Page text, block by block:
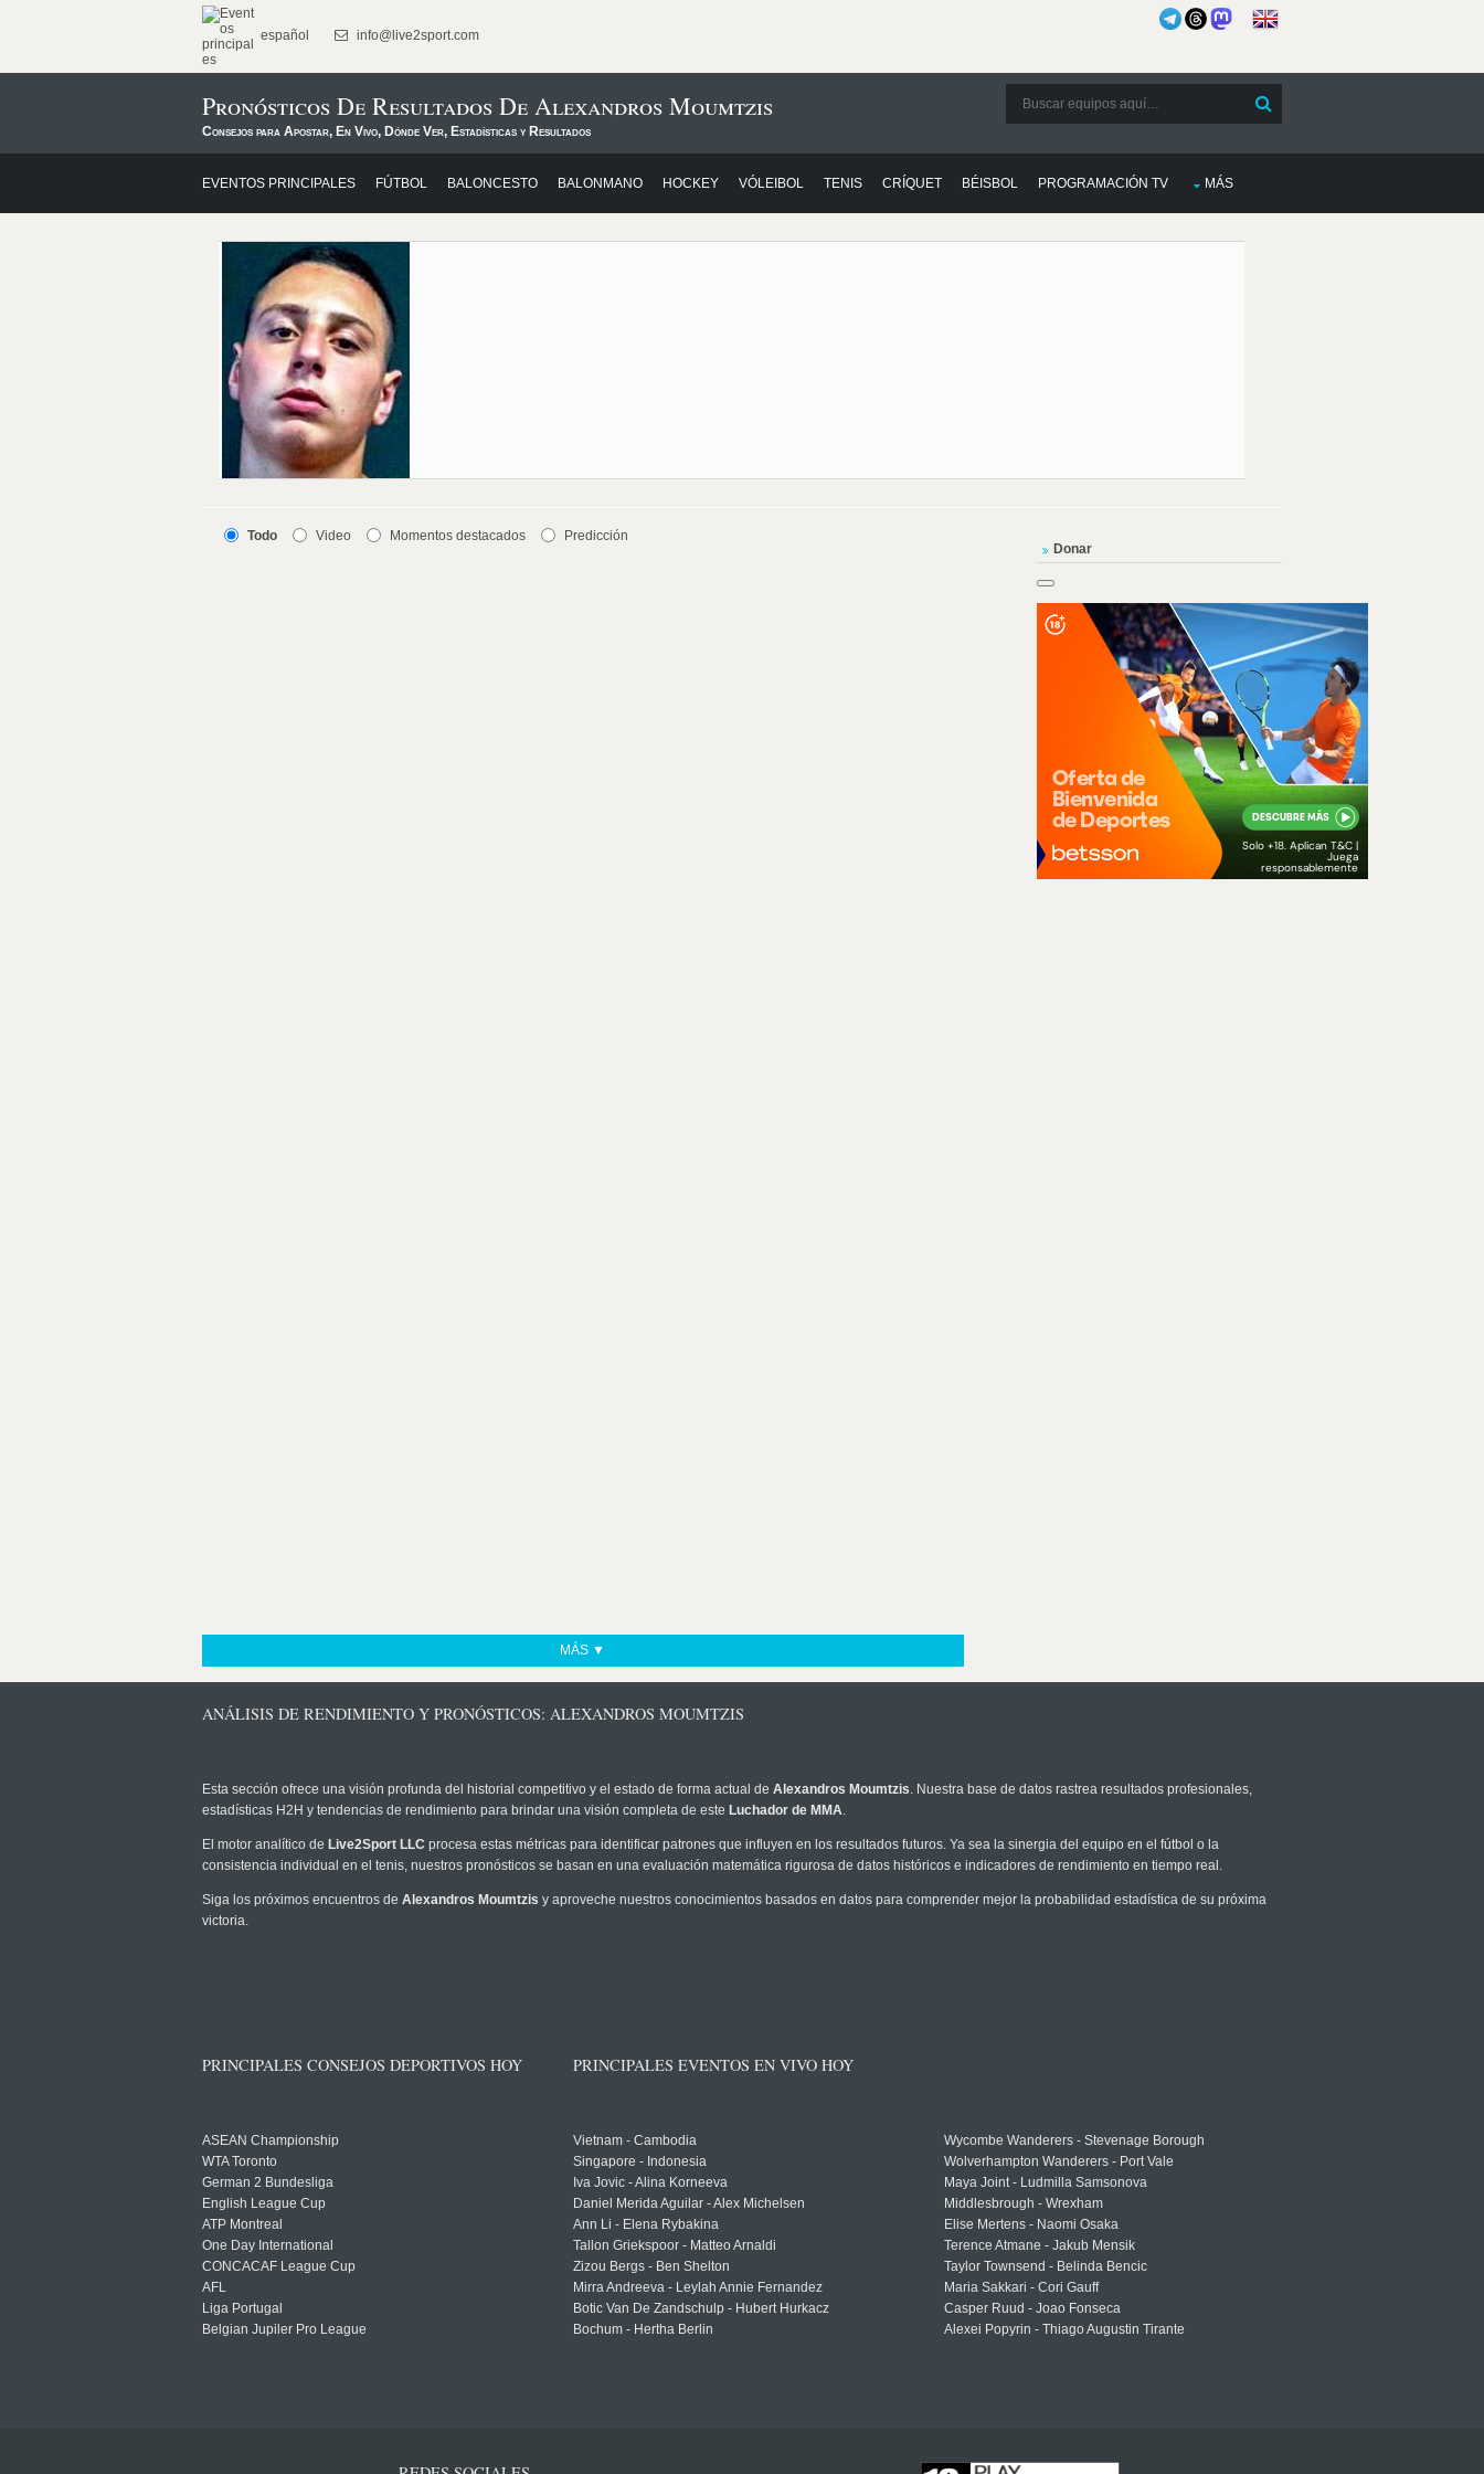
español info@live2sport.com
Pronósticos De Resultados De Alexandros Moumtzis
Consejos para Apostar, En Vivo, Dónde Ver, Estadísticas y Resultados
EVENTOS PRINCIPALES FÚTBOL BALONCESTO BALONMANO HOCKEY VÓLEIBOL TENIS CRÍQUET BÉISBOL PROGRAMACIÓN TV MÁS
Todo Video Momentos destacados Predicción
MÁS ▼
Donar
ANÁLISIS DE RENDIMIENTO Y PRONÓSTICOS: ALEXANDROS MOUMTZIS
Esta sección ofrece una visión profunda del historial competitivo y el estado de forma actual de Alexandros Moumtzis. Nuestra base de datos rastrea resultados profesionales,
estadísticas H2H y tendencias de rendimiento para brindar una visión completa de este Luchador de MMA.
El motor analítico de Live2Sport LLC procesa estas métricas para identificar patrones que influyen en los resultados futuros. Ya sea la sinergia del equipo en el fútbol o la
consistencia individual en el tenis, nuestros pronósticos se basan en una evaluación matemática rigurosa de datos históricos e indicadores de rendimiento en tiempo real.
Siga los próximos encuentros de Alexandros Moumtzis y aproveche nuestros conocimientos basados en datos para comprender mejor la probabilidad estadística de su próxima
victoria.
PRINCIPALES CONSEJOS DEPORTIVOS HOY
ASEAN Championship
WTA Toronto
German 2 Bundesliga
English League Cup
ATP Montreal
One Day International
CONCACAF League Cup
AFL
Liga Portugal
Belgian Jupiler Pro League
PRINCIPALES EVENTOS EN VIVO HOY
Vietnam - Cambodia
Singapore - Indonesia
Iva Jovic - Alina Korneeva
Daniel Merida Aguilar - Alex Michelsen
Ann Li - Elena Rybakina
Tallon Griekspoor - Matteo Arnaldi
Zizou Bergs - Ben Shelton
Mirra Andreeva - Leylah Annie Fernandez
Botic Van De Zandschulp - Hubert Hurkacz
Bochum - Hertha Berlin
Wycombe Wanderers - Stevenage Borough
Wolverhampton Wanderers - Port Vale
Maya Joint - Ludmilla Samsonova
Middlesbrough - Wrexham
Elise Mertens - Naomi Osaka
Terence Atmane - Jakub Mensik
Taylor Townsend - Belinda Bencic
Maria Sakkari - Cori Gauff
Casper Ruud - Joao Fonseca
Alexei Popyrin - Thiago Augustin Tirante